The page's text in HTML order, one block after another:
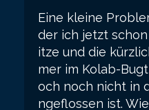
Eine kleine
der ich jetzt
itze und die
mer im Kolab-
och noch nicht in
ngeflossen ist.